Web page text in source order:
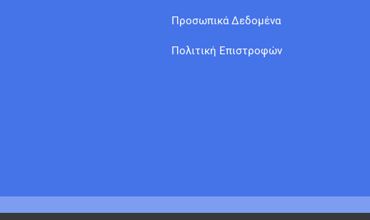
Προσωπικά Δεδομένα
Πολιτική Επιστροφών